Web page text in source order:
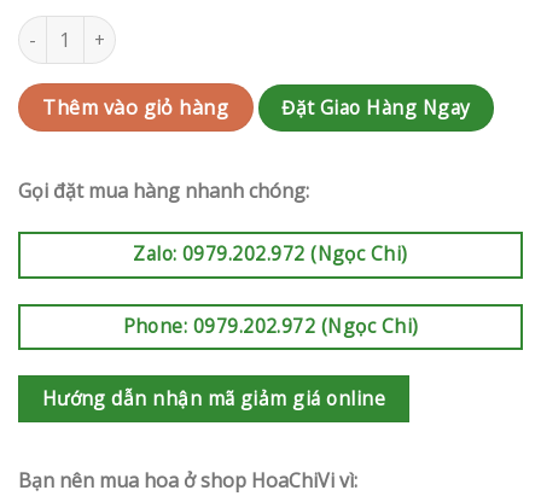
Kệ hoa khai trương Bình Chánh | QC-HCVKKT53 số lượng
Thêm vào giỏ hàng Đặt Giao Hàng Ngay
Gọi đặt mua hàng nhanh chóng:
Zalo: 0979.202.972 (Ngọc Chi)
Phone: 0979.202.972 (Ngọc Chi)
Hướng dẫn nhận mã giảm giá online
Bạn nên mua hoa ở shop HoaChiVi vì: